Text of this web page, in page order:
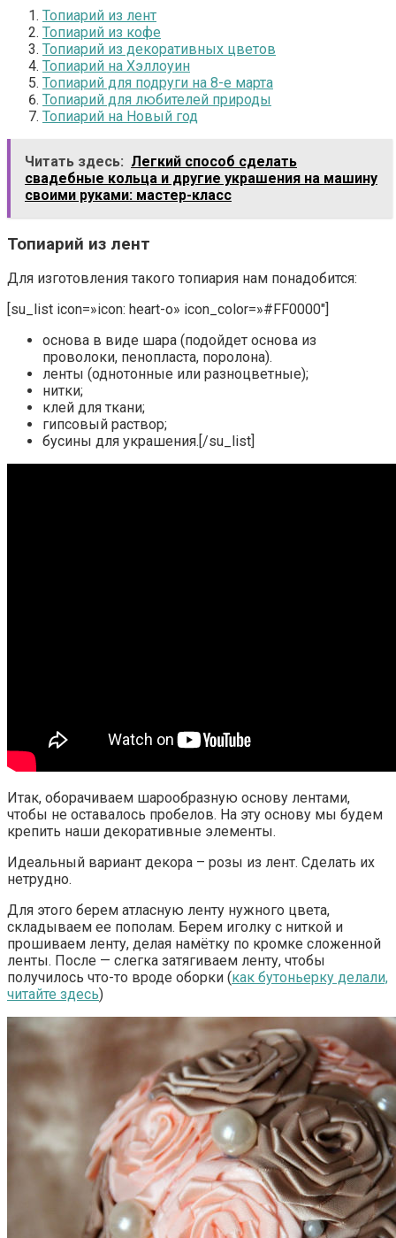
Топиарий из лент
Топиарий из кофе
Топиарий из декоративных цветов
Топиарий на Хэллоуин
Топиарий для подруги на 8-е марта
Топиарий для любителей природы
Топиарий на Новый год
Читать здесь: Легкий способ сделать
свадебные кольца и другие украшения на машину
своими руками: мастер-класс
Топиарий из лент
Для изготовления такого топиария нам понадобится:
[su_list icon=»icon: heart-o» icon_color=»#FF0000″]
основа в виде шара (подойдет основа из
проволоки, пенопласта, поролона).
ленты (однотонные или разноцветные);
нитки;
клей для ткани;
гипсовый раствор;
бусины для украшения.[/su_list]
Итак, оборачиваем шарообразную основу лентами,
чтобы не оставалось пробелов. На эту основу мы будем
крепить наши декоративные элементы.
Идеальный вариант декора – розы из лент. Сделать их
нетрудно.
Для этого берем атласную ленту нужного цвета,
складываем ее пополам. Берем иголку с ниткой и
прошиваем ленту, делая намётку по кромке сложенной
ленты. После — слегка затягиваем ленту, чтобы
получилось что-то вроде оборки (как бутоньерку делали,
читайте здесь)